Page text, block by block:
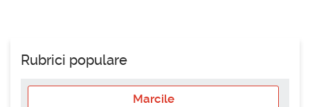
Rubrici populare
Marcile